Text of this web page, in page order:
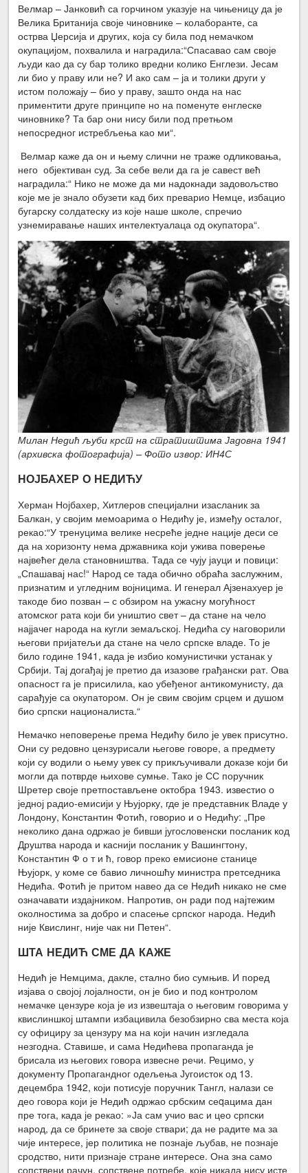
Велмар – Јанковић са горчином указује на чињеницу да је
Велика Британија своје чиновнике – колаборанте, са
острва Џерсија и других, која су била под немачком
окупацијом, похвалила и наградила:“Спасавао сам своје
људи као да су бар толико вредни колико Енглези. Јесам
ли био у праву или не? И ако сам – ја и толики други у
истом положају – био у праву, зашто онда на нас
приментити друге принципе но на поменуте енглеске
чиновнике? Та бар они нису били под претњом
непосредног истребљења као ми“.
Велмар каже да он и њему слични не траже одликовања,
него објективан суд. За себе вели да га је савест већ
наградила:“ Нико не може да ми надокнади задовољство
које ме је знало обузети кад бих преварио Немце, избацио
бугарску солдатеску из које наше школе, спречио
узнемиравање наших интелектуалаца од окупатора“.
Милан Недић љуби крст на стратиштима Јадовна 1941
(архивска фотографија) – Фото извор: ИН4С
НОЈБАХЕР О НЕДИЋУ
Херман Нојбахер, Хитлеров специјални изасланик за
Балкан, у својим мемоарима о Недићу је, између осталог,
рекао:“У тренуцима велике несреће једне нације деси се
да на хоризонту нема државника који ужива поверење
највећег дела становништва. Тада се чују јауци и повици:
„Спашавај нас!“ Народ се тада обично обраћа заслужним,
признатим и угледним војницима. И генерал Ајзенахуер је
такоде био позван – с обзиром на ужасну могућност
атомског рата који би уништио свет – да стане на чело
најјачег народа на кугли земаљској. Недића су наговорили
његови пријатељи да стане на чело српске владе. То је
било године 1941, када је избио комунистички устанак у
Србији. Тај догађај је претио да изазове грађански рат. Ова
опасност га је присилила, као убеђеног антикомунисту, да
сарађује са окупатором. Он је свим својим срцем и душом
био српски националиста.“
Немачко неповерење према Недићу било је увек присутно.
Они су редовно цензурисали његове говоре, а предмету
који су водили о њему увек су прикључивали доказе који би
могли да потврде њихове сумње. Тако је СС поручник
Шретер своје претпостављене октобра 1943. известио о
једној радио-емисији у Њујорку, где је представник Владе у
Лондону, Константин Фотић, говорио и о Недићу: „Пре
неколико дана одржао је бивши југословенски посланик код
Друштва народа и каснији посланик у Вашингтону,
Константин Ф о т и ћ, говор преко емисионе станице
Њујорк, у коме се бавио личношћу министра претседника
Недића. Фотић је притом навео да се Недић никако не сме
означавати издајником. Напротив, он ради под најтежим
околностима за добро и спасење српског народа. Недић
није Квислинг, није чак ни Петен“.
ШТА НЕДИЋ СМЕ ДА КАЖЕ
Недић је Немцима, дакле, стално био сумњив. И поред
изјава о својој лојалности, он је био и под контролом
немачке цензуре која је из извештаја о његовим говорима у
квислиншкој штампи избацивила безобзирно сва места која
су официру за цензуру ма на који начин изгледала
незгодна. Ставише, и сама Недићева пропаганда је
брисала из његових говора извесне речи. Рецимо, у
документу Пропагандног одељења Југоисток од 13.
децембра 1942, који потисује поручник Тангл, налази се
део говора који је Недић одржао србским сеqацима дан
пре тога, када је рекао: »Ја сам учио вас и цео српски
народ, да се бринете за своје ствари; да не радите ма за
чије интересе, јер политика не познаје љубав, не познаје
сродство, нити признаје стране интересе. Она зна само
сопствени рачун, сопствене потребе, које никада нису исте